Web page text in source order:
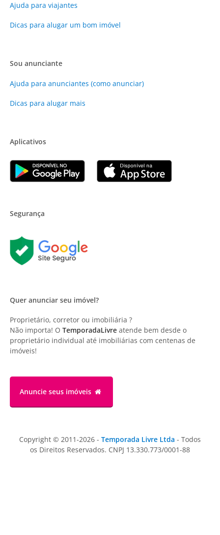
Ajuda para viajantes
Dicas para alugar um bom imóvel
Sou anunciante
Ajuda para anunciantes (como anunciar)
Dicas para alugar mais
Aplicativos
Segurança
Quer anunciar seu imóvel?
Proprietário, corretor ou imobiliária ?
Não importa! O TemporadaLivre atende bem desde o
proprietário individual até imobiliárias com centenas de
imóveis!
Anuncie seus imóveis
Copyright © 2011-2026 - Temporada Livre Ltda - Todos
os Direitos Reservados. CNPJ 13.330.773/0001-88